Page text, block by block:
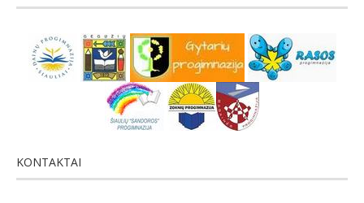
KONTAKTAI